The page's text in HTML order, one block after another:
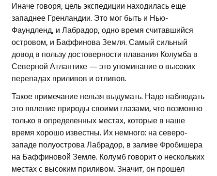
Иначе говоря, цель экспедиции находилась еще
западнее Гренландии. Это мог быть и Нью-
Фаундленд, и Лабрадор, одно время считавшийся
островом, и Баффинова Земля. Самый сильный
довод в пользу достоверности плавания Колумба в
Северной Атлантике — это упоминание о высоких
перепадах приливов и отливов.
Такое примечание нельзя выдумать. Надо наблюдать
это явление природы своими глазами, что возможно
только в определенных местах, которые в наше
время хорошо известны. Их немного: на северо-
западе полуострова Лабрадор, в заливе Фробишера
на Баффиновой Земле. Колумб говорит о нескольких
местах с высоким приливом. Значит, он прошел